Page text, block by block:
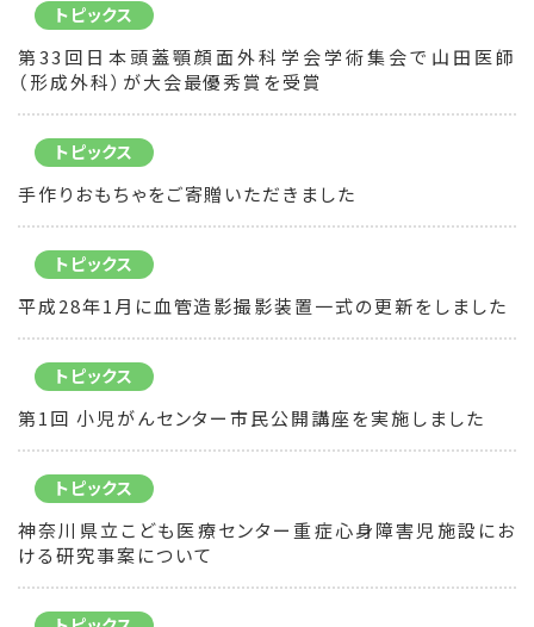
トピックス
第33回日本頭蓋顎顔面外科学会学術集会で山田医師
（形成外科）が大会最優秀賞を受賞
トピックス
手作りおもちゃをご寄贈いただきました
トピックス
平成28年1月に血管造影撮影装置一式の更新をしました
トピックス
第1回 小児がんセンター市民公開講座を実施しました
トピックス
神奈川県立こども医療センター重症心身障害児施設にお
ける研究事案について